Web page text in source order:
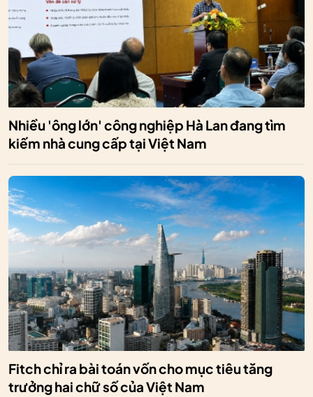
Nhiều 'ông lớn' công nghiệp Hà Lan đang tìm
kiếm nhà cung cấp tại Việt Nam
Fitch chỉ ra bài toán vốn cho mục tiêu tăng
trưởng hai chữ số của Việt Nam